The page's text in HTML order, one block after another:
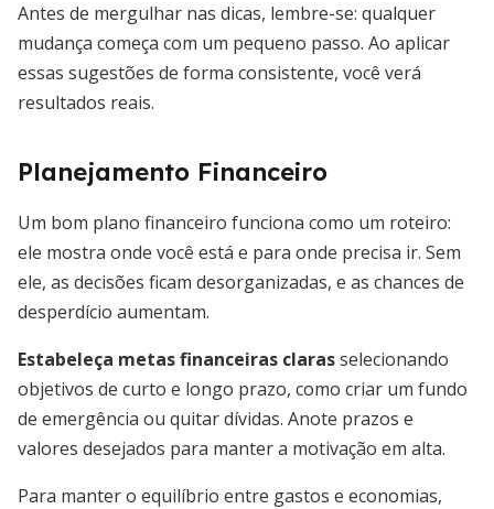
Antes de mergulhar nas dicas, lembre-se: qualquer
mudança começa com um pequeno passo. Ao aplicar
essas sugestões de forma consistente, você verá
resultados reais.
Planejamento Financeiro
Um bom plano financeiro funciona como um roteiro:
ele mostra onde você está e para onde precisa ir. Sem
ele, as decisões ficam desorganizadas, e as chances de
desperdício aumentam.
Estabeleça metas financeiras clarasselecionando
objetivos de curto e longo prazo, como criar um fundo
de emergência ou quitar dívidas. Anote prazos e
valores desejados para manter a motivação em alta.
Para manter o equilíbrio entre gastos e economias,